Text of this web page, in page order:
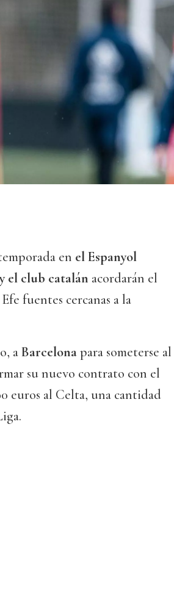
en el Espanyol
el club catalán acordarán el
fuentes cercanas a la
aBarcelonapara someterse al
su nuevo contrato con el
euros al Celta, una cantidad